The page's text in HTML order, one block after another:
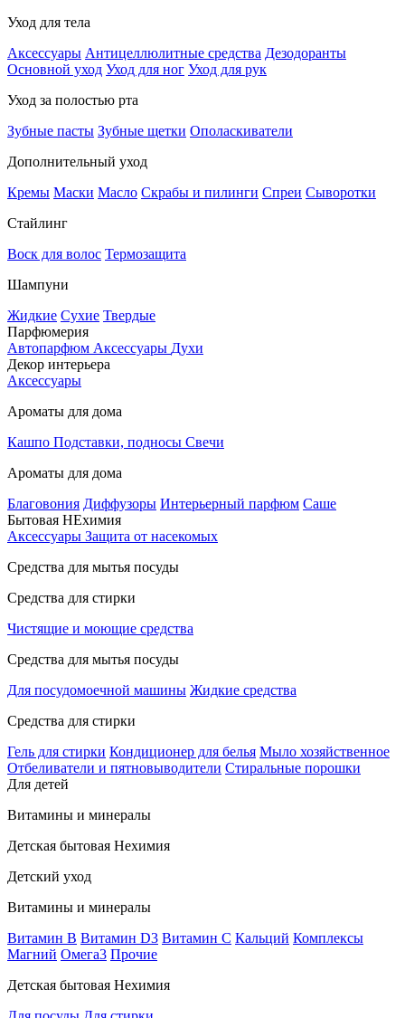
Уход для тела
Аксессуары Антицеллюлитные средства Дезодоранты
Основной уход Уход для ног Уход для рук
Уход за полостью рта
Зубные пасты Зубные щетки Ополаскиватели
Дополнительный уход
Кремы Маски Масло Скрабы и пилинги Спреи Сыворотки
Стайлинг
Воск для волос Термозащита
Шампуни
Жидкие Сухие Твердые
Парфюмерия
Автопарфюм Аксессуары Духи
Декор интерьера
Аксессуары
Ароматы для дома
Кашпо Подставки, подносы Свечи
Ароматы для дома
Благовония Диффузоры Интерьерный парфюм Саше
Бытовая НЕхимия
Аксессуары Защита от насекомых
Средства для мытья посуды
Средства для стирки
Чистящие и моющие средства
Средства для мытья посуды
Для посудомоечной машины Жидкие средства
Средства для стирки
Гель для стирки Кондиционер для белья Мыло хозяйственное
Отбеливатели и пятновыводители Стиральные порошки
Для детей
Витамины и минералы
Детская бытовая Нехимия
Детский уход
Витамины и минералы
Витамин В Витамин D3 Витамин С Кальций Комплексы
Магний Омега3 Прочие
Детская бытовая Нехимия